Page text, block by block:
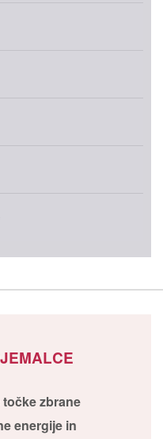
zbrane
energije in